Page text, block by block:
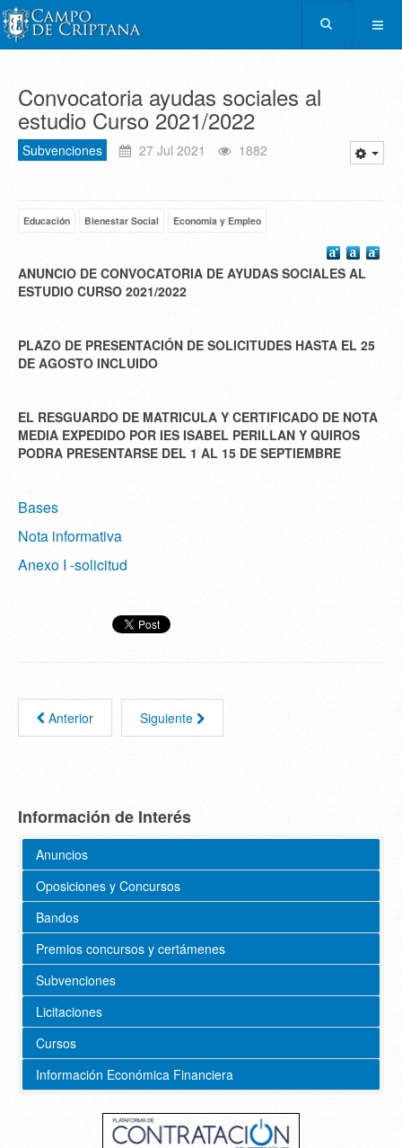
Convocatoria ayudas sociales al
estudio Curso 2021/2022
Subvenciones 27 Jul 2021 1882
Educación Bienestar Social Economía y Empleo
ANUNCIO DE CONVOCATORIA DE AYUDAS SOCIALES AL
ESTUDIO CURSO 2021/2022
PLAZO DE PRESENTACIÓN DE SOLICITUDES HASTA EL 25
DE AGOSTO INCLUIDO
EL RESGUARDO DE MATRICULA Y CERTIFICADO DE NOTA
MEDIA EXPEDIDO POR IES ISABEL PERILLAN Y QUIROS
PODRA PRESENTARSE DEL 1 AL 15 DE SEPTIEMBRE
Bases
Nota informativa
Anexo I -solicitud
Anterior Siguiente
Información de Interés
Anuncios
Oposiciones y Concursos
Bandos
Premios concursos y certámenes
Subvenciones
Licitaciones
Cursos
Información Económica Financiera